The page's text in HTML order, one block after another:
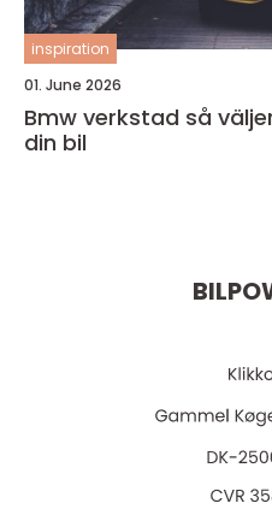
inspiration
01. June 2026
Bmw verkstad så väljer du rätt partner för
din bil